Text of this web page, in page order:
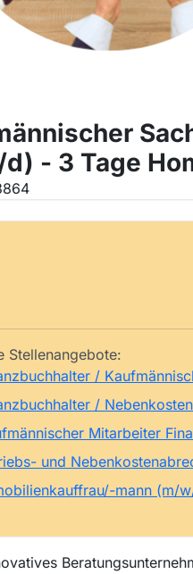
- 3 Tage
Stellenangebote:
/
/
Mitarbeiter
und
mann (m/